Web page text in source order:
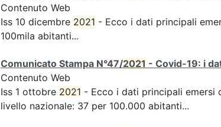
Contenuto Web
Iss 10 dicembre 2021 - Ecco i dati principali
100mila abitanti...
Comunicato Stampa N°47/2021 - Covid-19: i
Contenuto Web
Iss 1 ottobre 2021 - Ecco i dati principali emersi
livello nazionale: 37 per 100.000 abitanti...